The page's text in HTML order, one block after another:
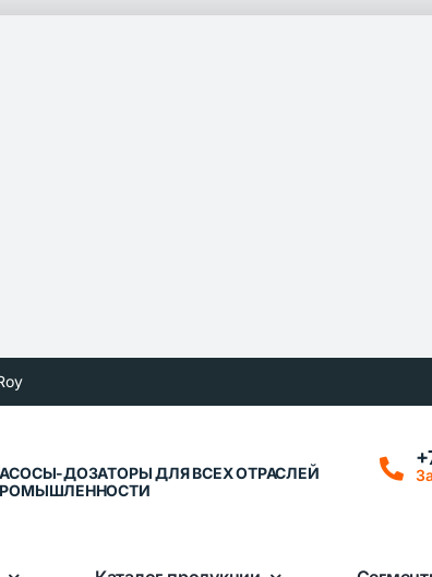
ДОЗАТОРЫ ДЛЯ ВСЕХ ОТРАСЛЕЙ